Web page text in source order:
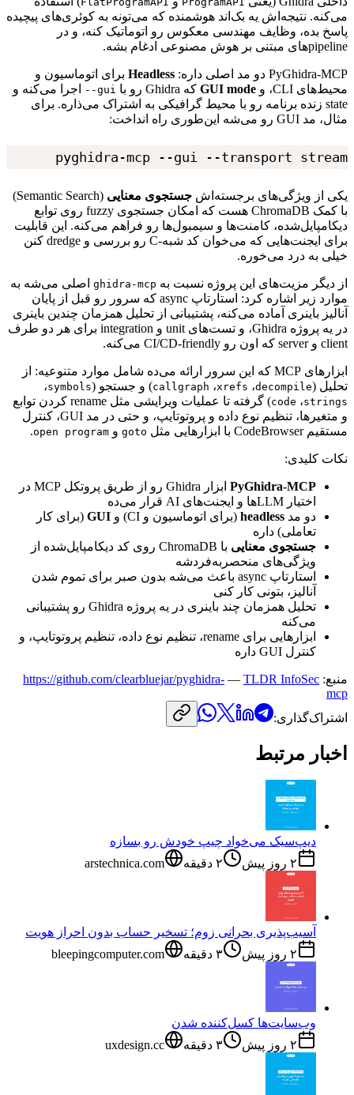
می‌کنه. نتیجه‌اش یه بک‌اند هوشمنده که می‌تونه به کوئری‌های پیچیده
پاسخ بده، وظایف مهندسی معکوس رو اتوماتیک کنه، و در
pipeline‌های مبتنی بر هوش مصنوعی ادغام بشه.
PyGhidra-MCP دو مد اصلی داره: Headless برای اتوماسیون و
محیط‌های CLI، و GUI mode که Ghidra رو با --gui اجرا می‌کنه و
state زنده برنامه رو با محیط گرافیکی به اشتراک می‌ذاره. برای
مثال، مد GUI رو می‌شه این‌طوری راه انداخت:
pyghidra-mcp --gui --transport
یکی از ویژگی‌های برجسته‌اش جستجوی معنایی (Semantic Search)
با کمک ChromaDB هست که امکان جستجوی fuzzy روی توابع
دیکامپایل‌شده، کامنت‌ها و سیمبول‌ها رو فراهم می‌کنه. این قابلیت
برای ایجنت‌هایی که می‌خوان کد شبه-C رو بررسی و dredge کنن
خیلی به درد می‌خوره.
از دیگر مزیت‌های این پروژه نسبت به ghidra-mcp اصلی می‌شه به
موارد زیر اشاره کرد: استارتاپ async که سرور رو قبل از پایان
آنالیز باینری آماده می‌کنه، پشتیبانی از تحلیل همزمان چندین باینری
در یه پروژه Ghidra، و تست‌های unit و integration برای هر دو طرف
client و server که اون رو CI/CD-friendly می‌کنه.
ابزارهای MCP که این سرور ارائه می‌ده شامل موارد متنوعیه: از
تحلیل (
decompile، xrefs، callgraph
) و جستجو (
symbols،
strings، code
) گرفته تا عملیات ویرایشی مثل rename کردن توابع
و متغیرها، تنظیم نوع داده و پروتوتایپ، و حتی در مد GUI، کنترل
مستقیم CodeBrowser با ابزارهایی مثل goto و open program
.
نکات کلیدی:
PyGhidra-MCP ابزار Ghidra رو از طریق پروتکل MCP در
اختیار LLMها و ایجنت‌های AI قرار می‌ده
دو مد headless (برای اتوماسیون و CI
) و GUI (برای کار
تعاملی) داره
جستجوی معنایی با ChromaDB روی کد دیکامپایل‌شده از
ویژگی‌های منحصربه‌فردشه
استارتاپ async باعث می‌شه بدون صبر برای تموم شدن
آنالیز، بتونی کار کنی
تحلیل همزمان چند باینری در یه پروژه Ghidra رو پشتیبانی
می‌کنه
ابزارهایی برای rename، تنظیم نوع داده، تنظیم پروتوتایپ، و
کنترل GUI داره
منبع: TLDR InfoSec
—
https://github.com/clearbluejar/pyghidra-
mcp
اشتراک‌گذاری:
اخبار مرتبط
دیپ‌سیک می‌خواد چیپ خودش رو بسازه
۲ روز پیش
۲ دقیقه arstechnica.com
آسیب‌پذیری بحرانی زوم؛ تسخیر حساب بدون احراز هویت
۲ روز پیش
۳ دقیقه bleepingcomputer.com
وب‌سایت‌ها کسل‌کننده شدن
۲ روز پیش
۳ دقیقه uxdesign.cc